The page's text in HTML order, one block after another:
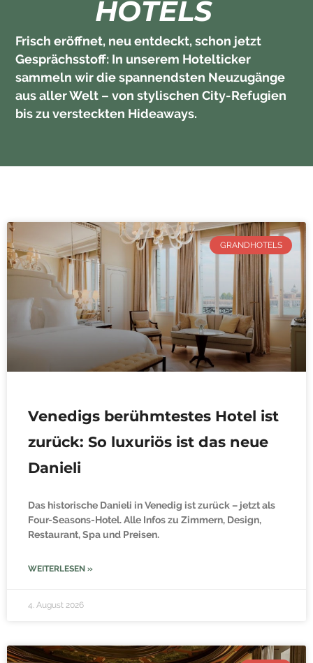
HOTELS
Frisch eröffnet, neu entdeckt, schon jetzt
Gesprächsstoff: In unserem Hotelticker
sammeln wir die spannendsten Neuzugänge
aus aller Welt – von stylischen City-Refugien
bis zu versteckten Hideaways.
GRANDHOTELS
Venedigs berühmtestes Hotel ist
zurück: So luxuriös ist das neue
Danieli
Das historische Danieli in Venedig ist zurück – jetzt als
Four-Seasons-Hotel. Alle Infos zu Zimmern, Design,
Restaurant, Spa und Preisen.
WEITERLESEN »
4. August 2026